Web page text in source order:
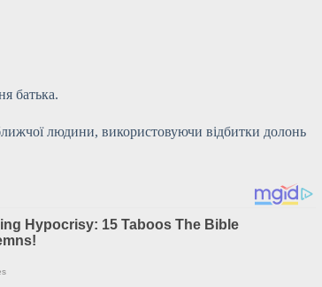
батька.
людини, використовуючи відбитки долонь